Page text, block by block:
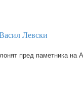
Левски
пред паметника на